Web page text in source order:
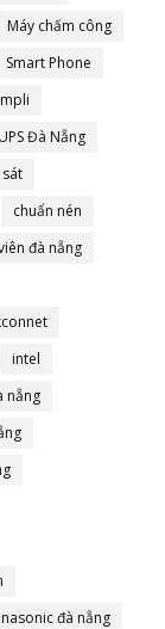
Máy chấm công
Smart Phone
Đà Nẵng
chuẩn nén
đà nẵng
intel
nẵng
đà nẵng